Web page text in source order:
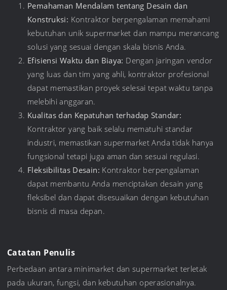
Pemahaman Mendalam tentang Desain dan
Konstruksi: Kontraktor berpengalaman memahami
kebutuhan unik supermarket dan mampu merancang
solusi yang sesuai dengan skala bisnis Anda.
Efisiensi Waktu dan Biaya: Dengan jaringan vendor
yang luas dan tim yang ahli, kontraktor profesional
dapat memastikan proyek selesai tepat waktu tanpa
melebihi anggaran.
Kualitas dan Kepatuhan terhadap Standar:
Kontraktor yang baik selalu mematuhi standar
industri, memastikan supermarket Anda tidak hanya
fungsional tetapi juga aman dan sesuai regulasi.
Fleksibilitas Desain: Kontraktor berpengalaman
dapat membantu Anda menciptakan desain yang
fleksibel dan dapat disesuaikan dengan kebutuhan
bisnis di masa depan.
Catatan Penulis
Perbedaan antara minimarket dan supermarket terletak
pada ukuran, fungsi, dan kebutuhan operasionalnya.